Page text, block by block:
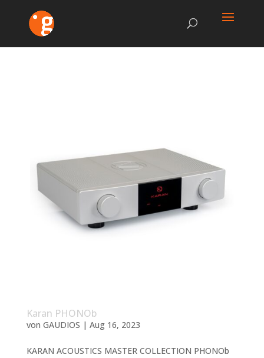
Karan PHONOb
von GAUDIOS | Aug 16, 2023
KARAN ACOUSTICS MASTER COLLECTION PHONOb